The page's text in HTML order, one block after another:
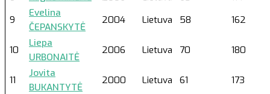
9
Evelina
ČEPANSKYTĖ
2004 Lietuva 58 162
10
Liepa
URBONAITĖ
2006 Lietuva 70 180
11
Jovita
BUKANTYTĖ
2000 Lietuva 61 173